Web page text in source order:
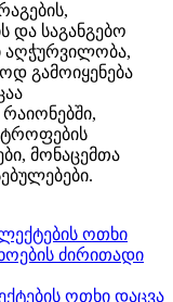
და საგანგებო
აღჭურვილობა,
გამოიყენება
მონაცემთა
ოთხი დაცვა